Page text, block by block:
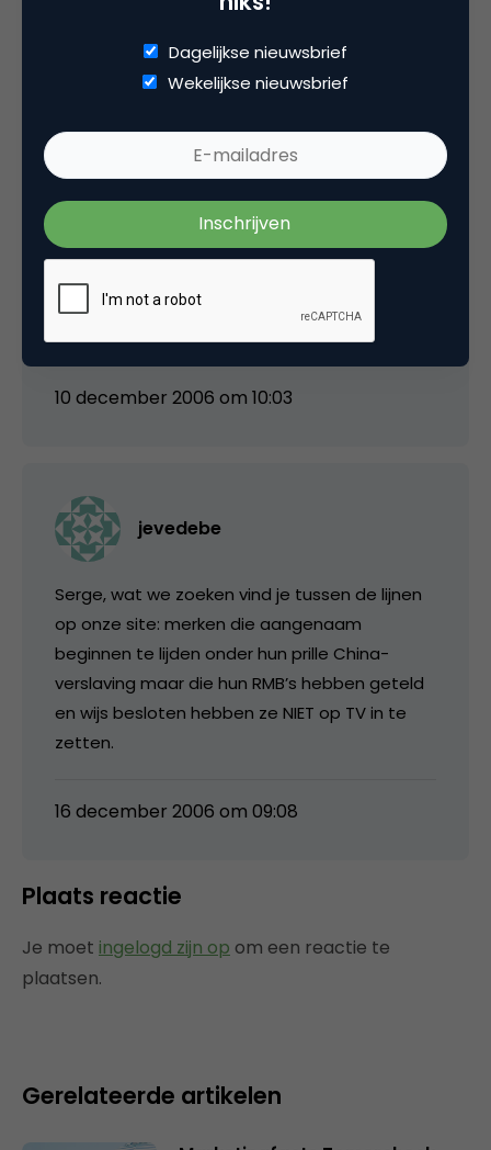
kan maken door 1 Nederlandse kalnt mee te
nemen.
Aan welke prospects denk je dan? En wat is
jullie propositie voor zon prospect?
10 december 2006 om 10:03
jevedebe
Serge, wat we zoeken vind je tussen de lijnen
op onze site: merken die aangenaam
beginnen te lijden onder hun prille China-
verslaving maar die hun RMB’s hebben geteld
en wijs besloten hebben ze NIET op TV in te
zetten.
16 december 2006 om 09:08
Plaats reactie
Je moet ingelogd zijn op om een reactie te
plaatsen.
Gerelateerde artikelen
Dagelijkse nieuwsbrief
Wekelijkse nieuwsbrief